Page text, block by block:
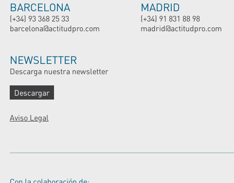
BARCELONA
(+34) 93 368 25 33
barcelona@actitudpro.com
MADRID
(+34) 91 831 88 98
madrid@actitudpro.com
NEWSLETTER
Descarga nuestra newsletter
Descargar
Aviso Legal